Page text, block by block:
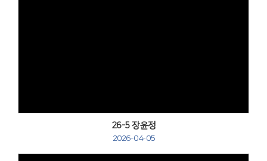
26-5 장윤정
2026-04-05